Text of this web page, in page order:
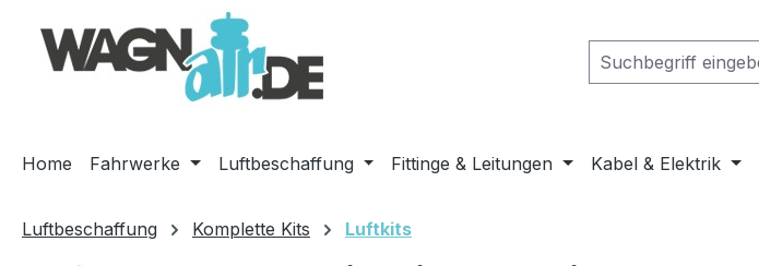
Hauptinhalt springen
Zur Suche springen
Zur Hauptnavigation springen
Home Fahrwerke Luftbeschaffung Fittinge & Leitungen Kabel & Elektrik
Luftbeschaffung Komplette Kits Luftkits